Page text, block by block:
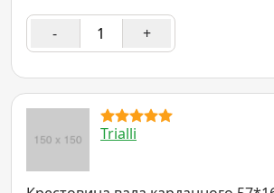
- +
Trialli